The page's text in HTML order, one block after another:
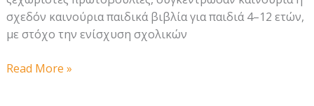
σχεδόν καινούρια παιδικά βιβλία για παιδιά 4–12 ετών,
με στόχο την ενίσχυση σχολικών
Τα
Read More »